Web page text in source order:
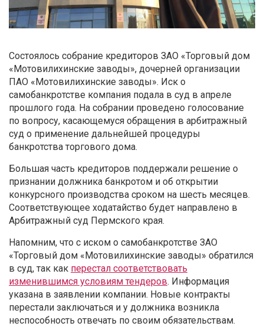
Состоялось собрание кредиторов ЗАО «Торговый дом
«Мотовилихинские заводы», дочерней организации
ПАО «Мотовилихинские заводы». Иск о
самобанкротстве компания подала в суд в апреле
прошлого года. На собрании проведено голосование
по вопросу, касающемуся обращения в арбитражный
суд о применение дальнейшей процедуры
банкротства торгового дома.
Большая часть кредиторов поддержали решение о
признании должника банкротом и об открытии
конкурсного производства сроком на шесть месяцев.
Соответствующее ходатайство будет направлено в
Арбитражный суд Пермского края.
Напомним, что с иском о самобанкротстве ЗАО
«Торговый дом «Мотовилихинские заводы» обратился
в суд, так как перестал соответствовать
изменившимся условиям тендеров. Информация
указана в заявлении компании. Новые контракты
перестали заключаться и у должника возникла
неспособность отвечать по своим обязательствам.